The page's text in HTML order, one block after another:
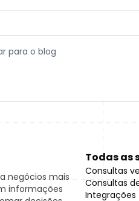
para o blog
negócios mais
informações
Todas as
Consultas
Consultas
Integrações